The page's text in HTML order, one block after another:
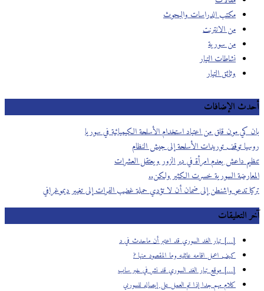
مكتب الدراسات والبحوث
من الانترنت
من سورية
نشاطات التيار
وثائق التيار
أحدث الإضافات
بان كي مون قلق من اعتياد استخدام الأسلحة الكيميائية في سوريا
روسيا توقف توريدات الأسلحة إلى جيش النظام
تنظيم داعش يعدم امرأة في دير الزور ويعتقل العشرات
المعارضة السورية خسرت الكثير ولكن..
تركيا تدعو واشنطن إلى ضمان أن لا تؤدي حملة غضب الفرات إلى تغيير ديموغرافي
آخر التعليقات
[…] تيار الغد السوري قد اعتبر أن ماحدث في د
كيف اعمل اقامه عائليه وما المقصود منها ?
[…] موقع تيار الغد السوري قد نشر في خبر ساب
كلام مهم جدا إذا تم العمل على إيصاله للسوريي